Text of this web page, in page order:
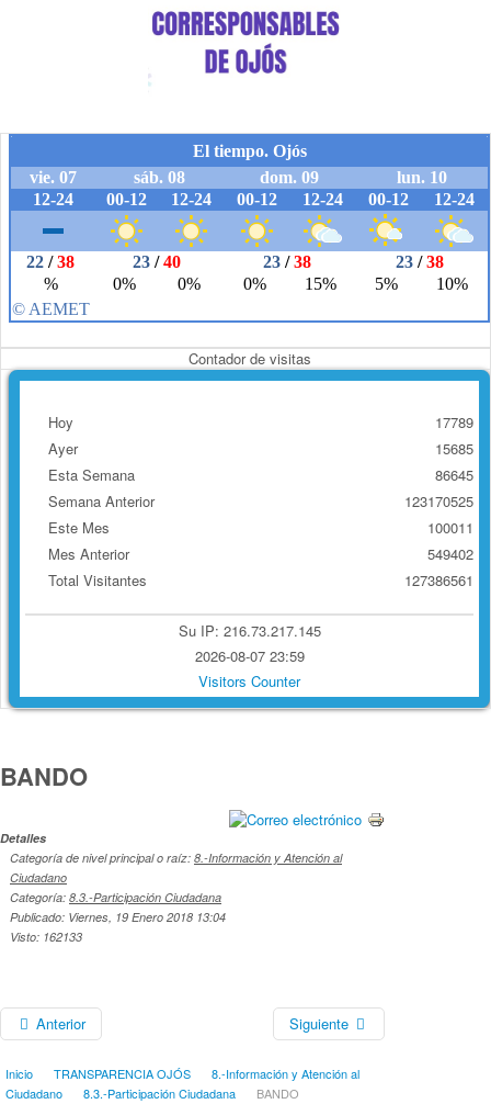
Contador de visitas
Hoy
Ayer
Esta Semana
Semana Anterior
Este Mes
Mes Anterior
Total Visitantes
17789
15685
86645
123170525
100011
549402
127386561
Su IP: 216.73.217.145
2026-08-07 23:59
Visitors Counter
BANDO
Detalles
Categoría de nivel principal o raíz: 8.-Información y Atención al
Ciudadano
Categoría: 8.3.-Participación Ciudadana
Publicado: Viernes, 19 Enero 2018 13:04
Visto: 162133
Anterior Siguiente
Inicio TRANSPARENCIA OJÓS
8.-Información y Atención al
Ciudadano
8.3.-Participación Ciudadana BANDO